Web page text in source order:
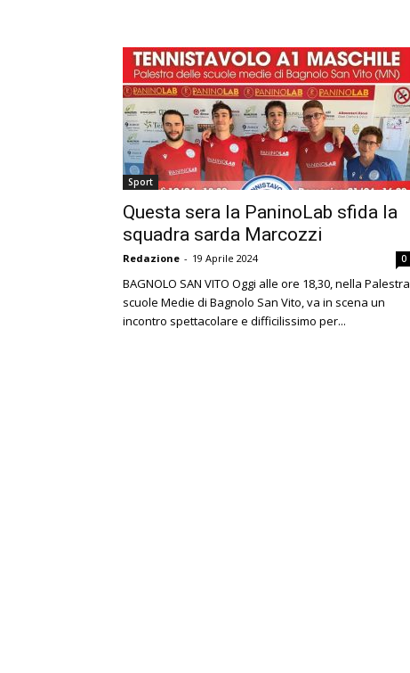
Sport
Questa sera la PaninoLab sfida la
squadra sarda Marcozzi
Redazione - 19 Aprile 2024 0
BAGNOLO SAN VITO Oggi alle ore 18,30, nella Palestra
scuole Medie di Bagnolo San Vito, va in scena un
incontro spettacolare e difficilissimo per...